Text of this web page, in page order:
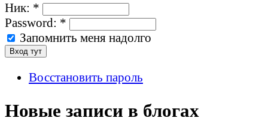
Ник: *
Password: *
Запомнить меня надолго
Восстановить пароль
Новые записи в блогах